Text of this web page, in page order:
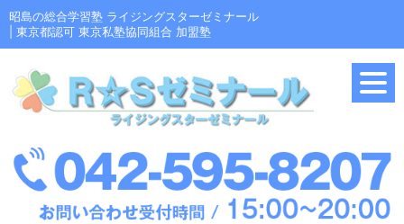
昭島の総合学習塾 ライジングスターゼミナール
| 東京都認可 東京私塾協同組合 加盟塾